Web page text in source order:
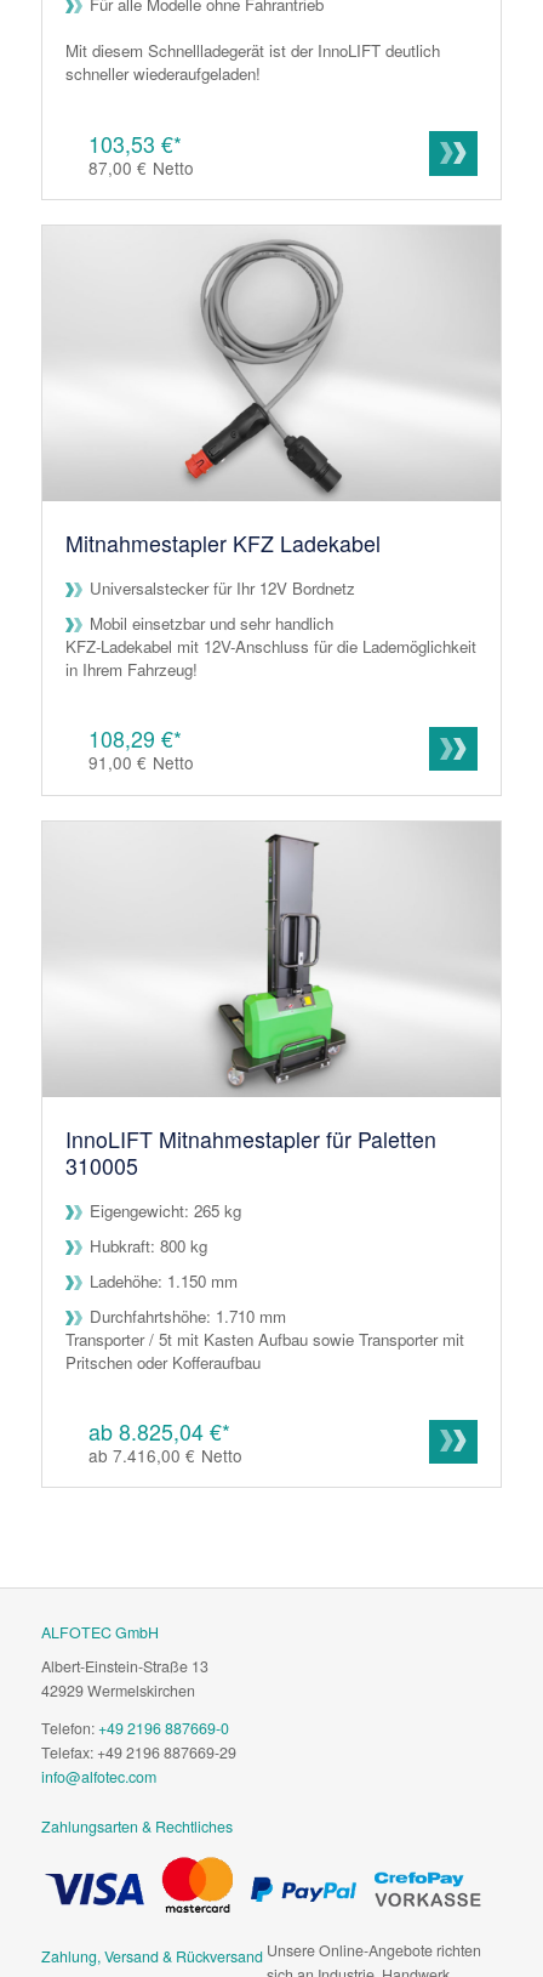
Für alle Modelle ohne Fahrantrieb
Mit diesem Schnellladegerät ist der InnoLIFT deutlich
schneller wiederaufgeladen!
103,53 €*
87,00 € Netto
Mitnahmestapler KFZ Ladekabel
Universalstecker für Ihr 12V Bordnetz
Mobil einsetzbar und sehr handlich
KFZ-Ladekabel mit 12V-Anschluss für die Lademöglichkeit
in Ihrem Fahrzeug!
108,29 €*
91,00 € Netto
InnoLIFT Mitnahmestapler für Paletten
310005
Eigengewicht: 265 kg
Hubkraft: 800 kg
Ladehöhe: 1.150 mm
Durchfahrtshöhe: 1.710 mm
Transporter / 5t mit Kasten Aufbau sowie Transporter mit
Pritschen oder Kofferaufbau
ab 8.825,04 €*
ab 7.416,00 € Netto
ALFOTEC GmbH
Albert-Einstein-Straße 13
42929 Wermelskirchen
Telefon:+49 2196 887669-0
Telefax: +49 2196 887669-29
info@alfotec.com
Zahlungsarten & Rechtliches
Zahlung, Versand & Rückversand Unsere Online-Angebote richten